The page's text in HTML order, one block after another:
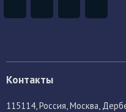
Контакты
115114 , Россия, Москва,